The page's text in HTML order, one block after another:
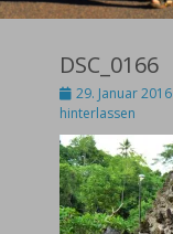
DSC_0166
Posted
on
29. Januar 2016
hinterlassen